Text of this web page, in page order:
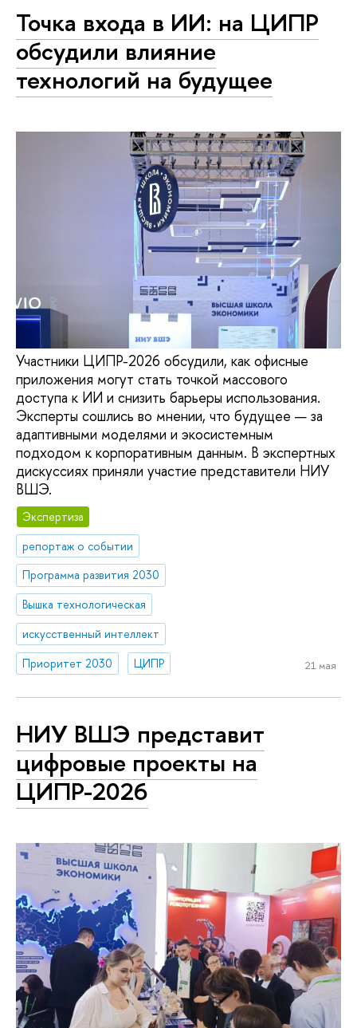
Точка входа в ИИ: на ЦИПР
обсудили влияние
технологий на будущее
Участники ЦИПР-2026 обсудили, как офисные
приложения могут стать точкой массового
доступа к ИИ и снизить барьеры использования.
Эксперты сошлись во мнении, что будущее — за
адаптивными моделями и экосистемным
подходом к корпоративным данным. В экспертных
дискуссиях приняли участие представители НИУ
ВШЭ.
Экспертиза
репортаж о событии
Программа развития 2030
Вышка технологическая
искусственный интеллект
Приоритет 2030
ЦИПР 21 мая
НИУ ВШЭ представит
цифровые проекты на
ЦИПР-2026